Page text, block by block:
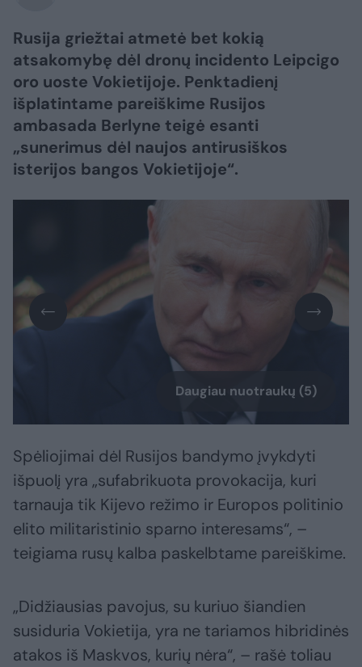
Rusija griežtai atmetė bet kokią
atsakomybę dėl dronų incidento Leipcigo
oro uoste Vokietijoje. Penktadienį
išplatintame pareiškime Rusijos
ambasada Berlyne teigė esanti
„sunerimus dėl naujos antirusiškos
isterijos bangos Vokietijoje“.
Daugiau nuotraukų (5)
Spėliojimai dėl Rusijos bandymo įvykdyti
išpuolį yra „sufabrikuota provokacija, kuri
tarnauja tik Kijevo režimo ir Europos politinio
elito militaristinio sparno interesams“, –
teigiama rusų kalba paskelbtame pareiškime.
„Didžiausias pavojus, su kuriuo šiandien
susiduria Vokietija, yra ne tariamos hibridinės
atakos iš Maskvos, kurių nėra“, – rašė toliau